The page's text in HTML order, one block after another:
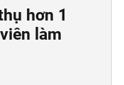
hơn 1
làm